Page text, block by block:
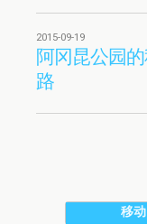
2015-09-19
阿冈昆公园
路
移动